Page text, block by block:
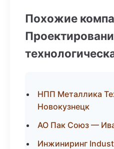
Похожие
НПП Металлика
Новокузнецк
АО Пак Союз —
Инжиниринг